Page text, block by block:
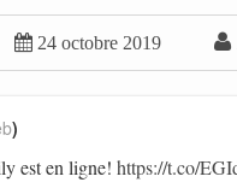
 24 octobre 2019 
est en ligne! https://t.co/
)